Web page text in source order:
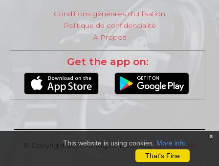
Conditions générales d'utilisation
Politique de confidencialité
À Propos
Get the app on:
© Copyright 2019, All Rights ReservedZikmali.com
x
This website is using cookies. More info
That's Fine